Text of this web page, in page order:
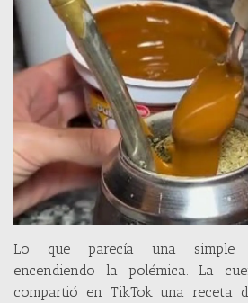
Lo que parecía una simple
encendiendo la polémica. La
compartió en TikTok una receta